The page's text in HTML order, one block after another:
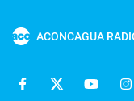
ACONCAGUA